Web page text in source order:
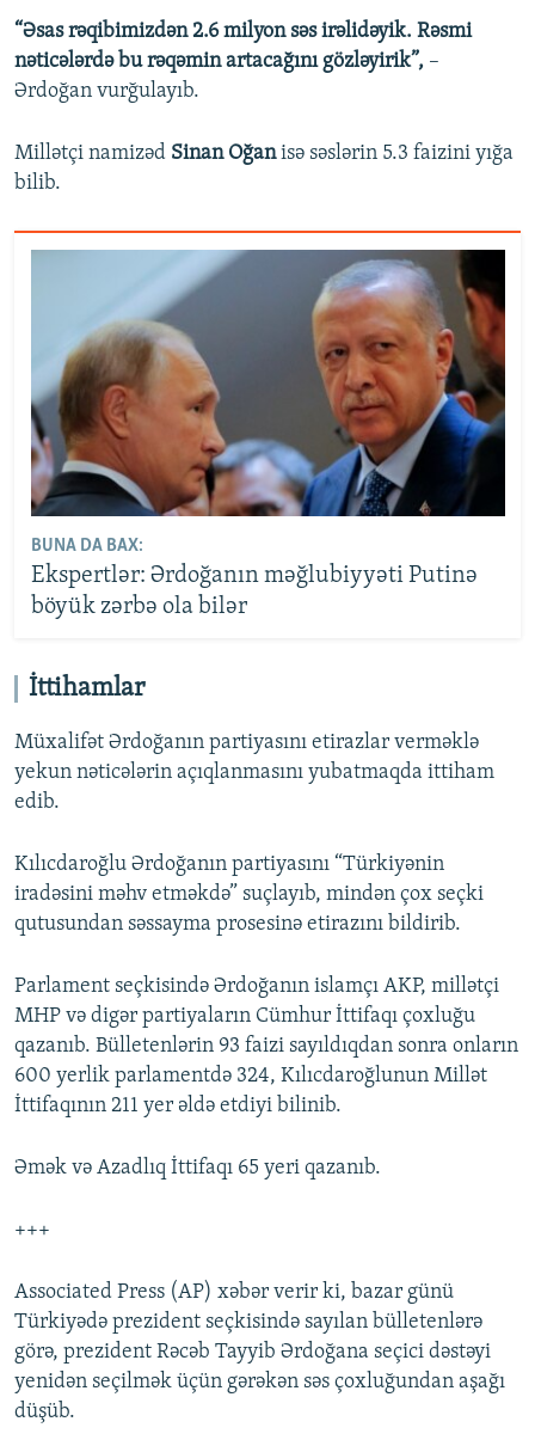
“Əsas rəqibimizdən 2.6 milyon səs irəlidəyik. Rəsmi
nəticələrdə bu rəqəmin artacağını gözləyirik”, –
Ərdoğan vurğulayıb.
Millətçi namizəd Sinan Oğanisə səslərin 5.3 faizini yığa
bilib.
BUNA DA BAX:
Ekspertlər: Ərdoğanın məğlubiyyəti Putinə
böyük zərbə ola bilər
İttihamlar
Müxalifət Ərdoğanın partiyasını etirazlar verməklə
yekun nəticələrin açıqlanmasını yubatmaqda ittiham
edib.
Kılıcdaroğlu Ərdoğanın partiyasını “Türkiyənin
iradəsini məhv etməkdə” suçlayıb, mindən çox seçki
qutusundan səssayma prosesinə etirazını bildirib.
Parlament seçkisində Ərdoğanın islamçı AKP, millətçi
MHP və digər partiyaların Cümhur İttifaqı çoxluğu
qazanıb. Bülletenlərin 93 faizi sayıldıqdan sonra onların
600 yerlik parlamentdə 324, Kılıcdaroğlunun Millət
İttifaqının 211 yer əldə etdiyi bilinib.
Əmək və Azadlıq İttifaqı 65 yeri qazanıb.
+++
Associated Press (AP) xəbər verir ki, bazar günü
Türkiyədə prezident seçkisində sayılan bülletenlərə
görə, prezident Rəcəb Tayyib Ərdoğana seçici dəstəyi
yenidən seçilmək üçün gərəkən səs çoxluğundan aşağı
düşüb.